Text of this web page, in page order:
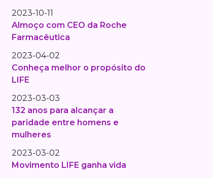
2023-10-11
Almoço com CEO da Roche
Farmacêutica
2023-04-02
Conheça melhor o propósito do
LIFE
2023-03-03
132 anos para alcançar a
paridade entre homens e
mulheres
2023-03-02
Movimento LIFE ganha vida